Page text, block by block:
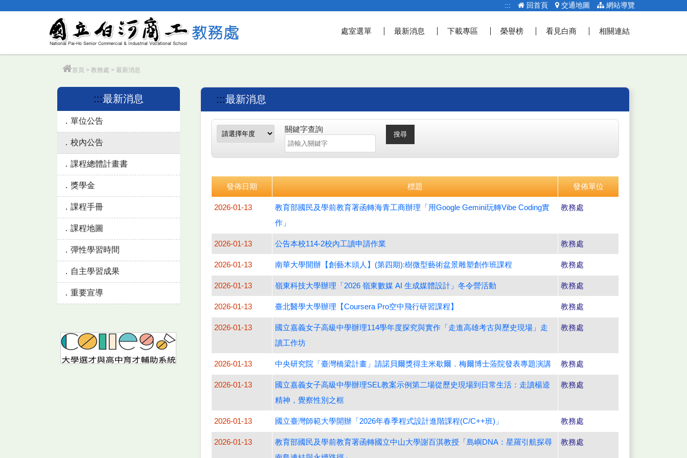
到
::: 回首頁 交通地圖 網站導覽
處室選單 最新消息 下載專區 榮譽榜 看見白商 相關連結
首頁 > 教務處 > 最新消息
:::最新消息
單位公告
校內公告
課程總體計畫書
獎學金
課程手冊
課程地圖
彈性學習時間
自主學習成果
重要宣導
:::最新消息
關鍵字查詢
搜尋
發佈日期 標題 發佈單位
2026-01-13
教育部國民及學前教育署函轉海青工商辦理「用Google Gemini玩轉Vibe Coding實
作」
教務處
2026-01-13 公告本校114-2校內工讀申請作業 教務處
2026-01-13 南華大學開辦【創藝木頭人】(第四期):樹微型藝術盆景雕塑創作班課程 教務處
2026-01-13 嶺東科技大學辦理「2026 嶺東數媒 AI 生成媒體設計」冬令營活動 教務處
2026-01-13 臺北醫學大學辦理【Coursera Pro空中飛行研習課程】 教務處
2026-01-13
國立嘉義女子高級中學辦理114學年度探究與實作「走進高雄考古與歷史現場」走
讀工作坊
教務處
2026-01-13 中央研究院「臺灣橋梁計畫」請諾貝爾獎得主米歇爾．梅爾博士蒞院發表專題演講 教務處
2026-01-13
國立嘉義女子高級中學辦理SEL教案示例第二場從歷史現場到日常生活：走讀楊逵
精神，覺察性別之框
教務處
2026-01-13 國立臺灣師範大學開辦「2026年春季程式設計進階課程(C/C++班)」 教務處
2026-01-13
教育部國民及學前教育署函轉國立中山大學謝百淇教授「島嶼DNA：星羅引航探尋
教務處